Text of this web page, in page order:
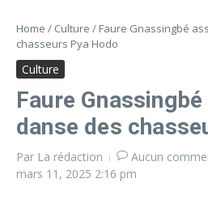
Home / Culture / Faure Gnassingbé
chasseurs Pya Hodo
Culture
Faure
danse des
Par La rédaction
Aucun
mars 11, 2025 2:16 pm